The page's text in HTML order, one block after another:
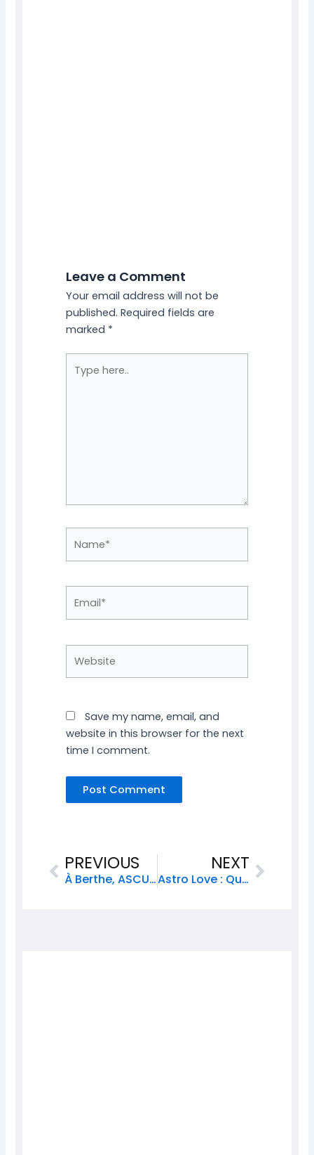
Leave a Comment
Your email address will not be
published. Required fields are
marked *
here..
Save my name, email, and
website in this browser for the next
time I comment.
Prev
PREVIOUS
À Berthe, ASCUBE Fête 10 Ans D’action Culturelle Et D’engagement Jeunesse
NEXT
Astro Love : Qui Fait Battre Ton Cœur Cette Semaine ?
Next